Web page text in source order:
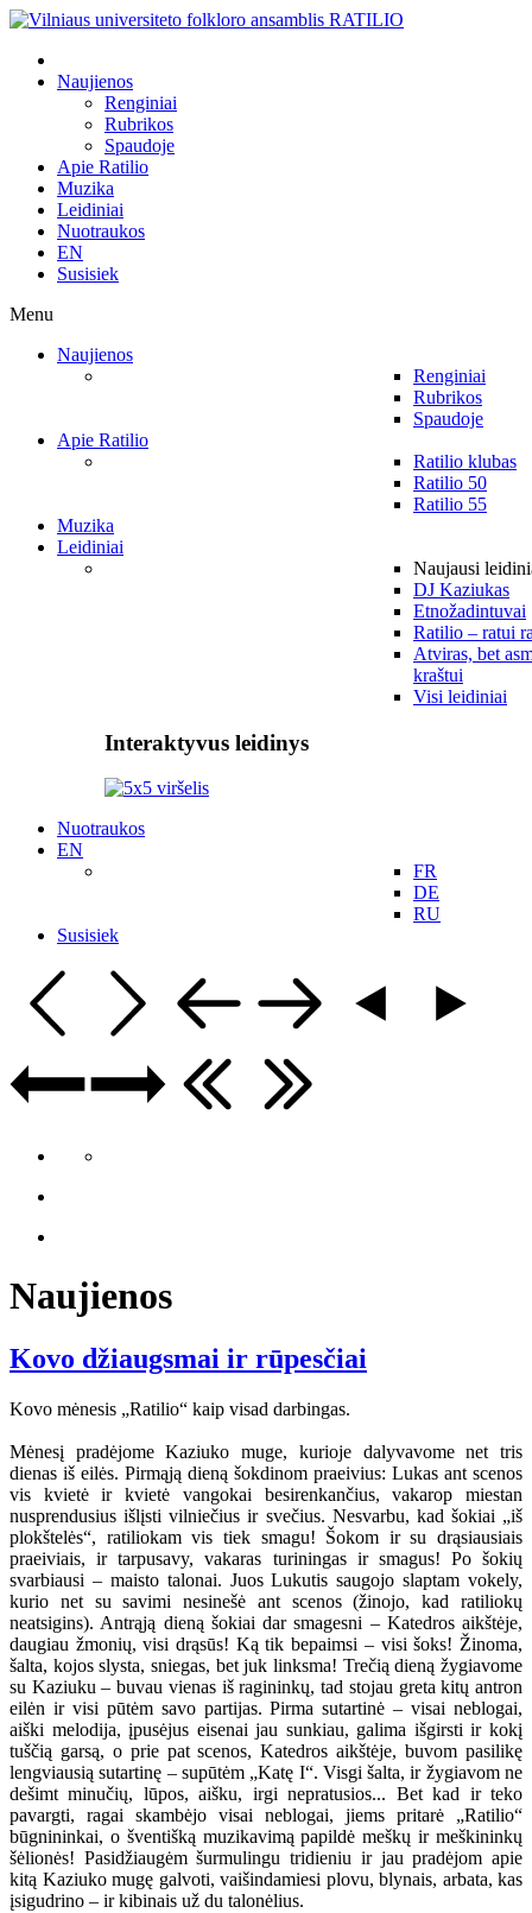
Naujienos
Renginiai
Rubrikos
Spaudoje
Apie Ratilio
Muzika
Leidiniai
Nuotraukos
EN
Susisiek
Menu
Naujienos
Renginiai
Rubrikos
Spaudoje
Apie Ratilio
Ratilio klubas
Ratilio 50
Ratilio 55
Muzika
Leidiniai
Naujausi
DJ Kaziukas
Etnožadintuvai
Ratilio – ratui
Atviras, bet
kraštui
Visi leidiniai
Interaktyvus leidinys
Nuotraukos
EN
FR
DE
RU
Susisiek
Naujienos
Kovo džiaugsmai ir rūpesčiai
Kovo mėnesis „Ratilio“ kaip visad darbingas.
Mėnesį pradėjome Kaziuko muge, kurioje dalyvavome net tris
dienas iš eilės. Pirmąją dieną šokdinom praeivius: Lukas ant scenos
vis kvietė ir kvietė vangokai besirenkančius, vakarop miestan
nusprendusius išlįsti vilniečius ir svečius. Nesvarbu, kad šokiai „iš
plokštelės“, ratiliokam vis tiek smagu! Šokom ir su drąsiausiais
praeiviais, ir tarpusavy, vakaras turiningas ir smagus! Po šokių
svarbiausi – maisto talonai. Juos Lukutis saugojo slaptam vokely,
kurio net su savimi nesinešė ant scenos (žinojo, kad ratiliokų
neatsigins). Antrąją dieną šokiai dar smagesni – Katedros aikštėje,
daugiau žmonių, visi drąsūs! Ką tik bepaimsi – visi šoks! Žinoma,
šalta, kojos slysta, sniegas, bet juk linksma! Trečią dieną žygiavome
su Kaziuku – buvau vienas iš ragininkų, tad stojau greta kitų antron
eilėn ir visi pūtėm savo partijas. Pirma sutartinė – visai neblogai,
aiški melodija, įpusėjus eisenai jau sunkiau, galima išgirsti ir kokį
tuščią garsą, o prie pat scenos, Katedros aikštėje, buvom pasilikę
lengviausią sutartinę – supūtėm „Katę I“. Visgi šalta, ir žygiavom ne
dešimt minučių, lūpos, aišku, irgi nepratusios... Bet kad ir teko
pavargti, ragai skambėjo visai neblogai, jiems pritarė „Ratilio“
būgnininkai, o šventišką muzikavimą papildė meškų ir meškininkų
šėlionės! Pasidžiaugėm šurmulingu tridieniu ir jau pradėjom apie
kitą Kaziuko mugę galvoti, vaišindamiesi plovu, blynais, arbata, kas
įsigudrino – ir kibinais už du talonėlius.